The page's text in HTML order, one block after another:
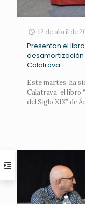
12 de abril de
Presentan el
desamortización
Calatrava
Este martes ha
Calatrava el libro
del Siglo XIX” de